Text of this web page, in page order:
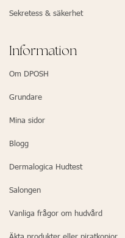
Sekretess & säkerhet
Information
Om DPOSH
Grundare
Mina sidor
Blogg
Dermalogica Hudtest
Salongen
Vanliga frågor om hudvård